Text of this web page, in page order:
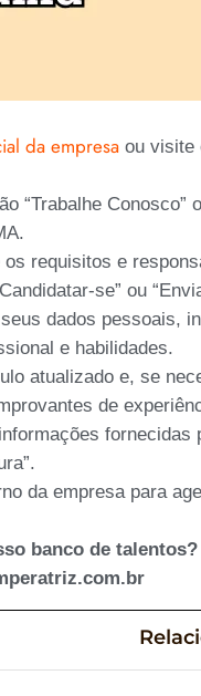
da empresa ou visite
“Trabalhe Conosco”
os requisitos e
se” ou
dados pessoais,
e habilidades.
atualizado e, se
de
fornecidas
da empresa para
banco de